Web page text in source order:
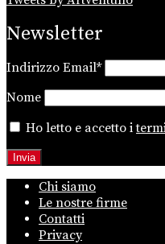
Newsletter
Indirizzo Email*
Nome
Ho letto e accetto i
Chi siamo
Le nostre firme
Contatti
Privacy